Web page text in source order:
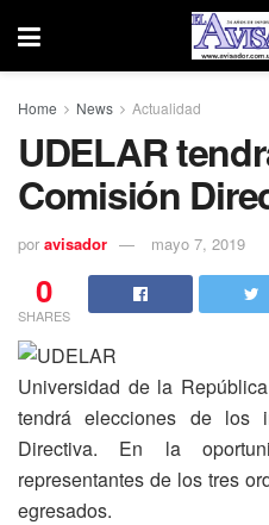
Home News Actualidad
UDELAR
Comisión
por avisador mayo 7, 2019
0
SHARES
Universidad de la
tendrá elecciones de los
Directiva. En la
representantes de los tres
egresados.